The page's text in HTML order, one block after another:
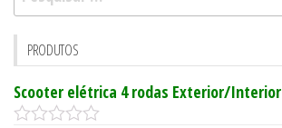
por:
PRODUTOS
Scooter elétrica 4 rodas Exterior/Interior